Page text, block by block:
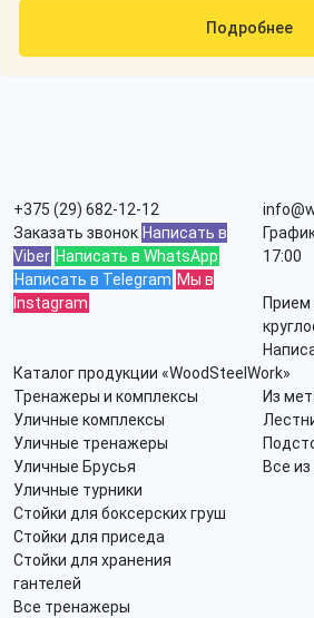
Подробнее
+375 (29) 682-12-12
Заказать звонок Написать в
Viber Написать в WhatsApp
Написать в Telegram Мы в
Instagram
17:00
Прием
Каталог продукции «WoodSteelWork»
Тренажеры и комплексы
Уличные комплексы
Уличные тренажеры
Уличные Брусья
Уличные турники
Стойки для боксерских груш
Стойки для приседа
Стойки для хранения
гантелей
Все тренажеры
Из
Все